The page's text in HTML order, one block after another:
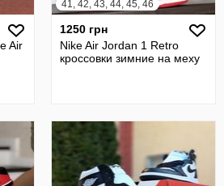
Air
41, 42, 43, 44, 45, 46
1250 грн
Nike Air Jordan 1 Retro
кроссовки зимние на меху